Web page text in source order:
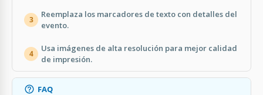
3
Reemplaza los marcadores de texto con detalles del
evento.
4
Usa imágenes de alta resolución para mejor calidad
de impresión.
FAQ